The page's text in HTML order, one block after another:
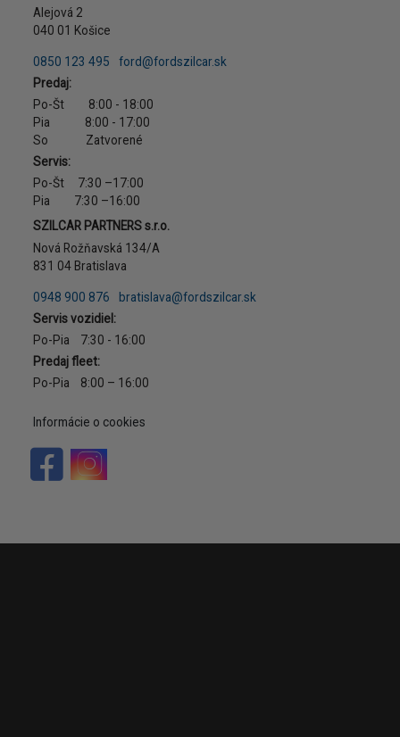
Alejová 2
040 01 Košice
Telefón
0850 123 495 E-mail
ford@fordszilcar.sk
Predaj:
Po-Št 8:00 - 18:00
Pia 8:00 - 17:00
So Zatvorené
Servis:
Po-Št 7:30 –17:00
Pia 7:30 –16:00
Adresa
SZILCAR PARTNERS s.r.o.
Nová Rožňavská 134/A
831 04 Bratislava
Telefón
0948 900 876 E-mail
bratislava@fordszilcar.sk
Servis vozidiel:
Po-Pia 7:30 - 16:00
Predaj fleet:
Po-Pia 8:00 – 16:00
Informácie o cookies